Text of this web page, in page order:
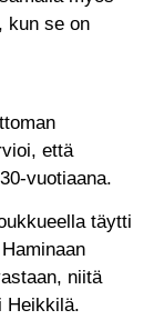
kun se on
että
vuotiaana.
täytti
niitä
Heikkilä.